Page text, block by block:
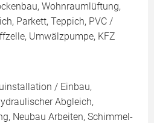
Wohnraumlüftung,
Parkett, Teppich, PVC /
Umwälzpumpe, KFZ
/ Einbau,
Abgleich,
Neubau Arbeiten, Schimmel-